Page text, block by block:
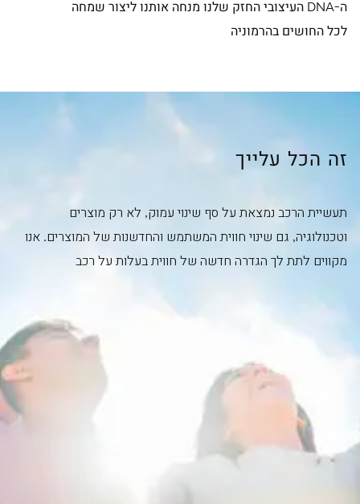
ה-DNA העיצובי החזק שלנו מנחה אותנו ליצור שמחה
לכל החושים בהרמוניה
זה הכל עלייך
תעשיית הרכב נמצאת על סף שינוי עמוק, לא רק מוצרים
וטכנולוגיה, גם שינוי חווית המשתמש והחדשנות של המוצרים. אנו
מקווים לתת לך הגדרה חדשה של חווית בעלות על רכב